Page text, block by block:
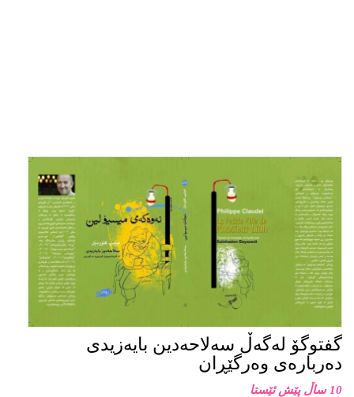
گفتوگۆ لەگەڵ سەلاحەدین بایەزیدی
دەربارەی وەرگێڕان
10 ساڵ پێش ئێستا